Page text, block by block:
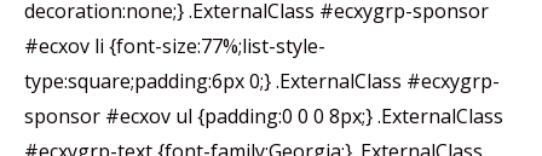
decoration:none;} .ExternalClass #ecxygrp-sponsor
#ecxov li {font-size:77%;list-style-
type:square;padding:6px 0;} .ExternalClass #ecxygrp-
sponsor #ecxov ul {padding:0 0 0 8px;} .ExternalClass